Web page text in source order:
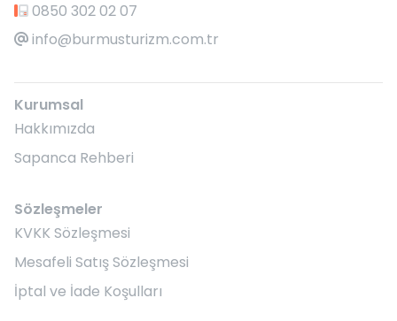
0850 302 02 07
info@burmusturizm.com.tr
Kurumsal
Hakkımızda
Sapanca Rehberi
Sözleşmeler
KVKK Sözleşmesi
Mesafeli Satış Sözleşmesi
İptal ve İade Koşulları